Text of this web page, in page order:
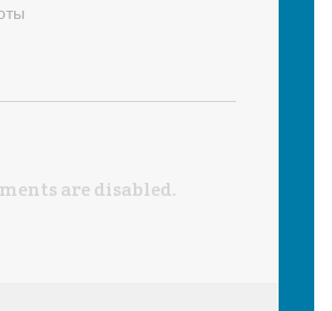
are disabled.